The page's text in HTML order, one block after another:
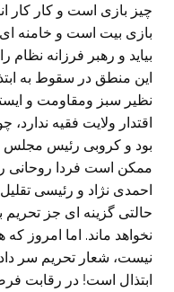
چیز بازی است و کار
بازی بیت است و خامنه
بیاید و رهبر فرزانه
این منطق در سقوط به
نظیر سبز ومقاومت و
اقتدار ولایت فقیه
بود و کروبی رئیس مجلس
ممکن است فردا روحانی
احمدی نژاد و رئیسی
حالتی گزینه ای جز
نخواهد ماند. اما امروز
نیست، شعار تحریم سر
ابتذال است! در رقابت